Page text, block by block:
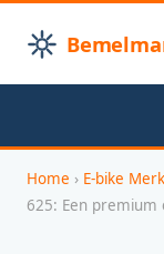
Home › E-bike
625: Een